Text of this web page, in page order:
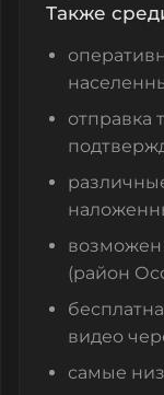
Также
отправка
возможен
(район
видео
самые